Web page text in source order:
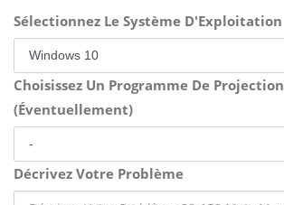
Sélectionnez Le Système D'Exploitation
Choisissez Un Programme De Projection
(Éventuellement)
Décrivez Votre Problème